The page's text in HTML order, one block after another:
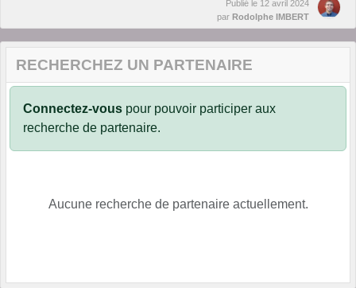
Publié le 12 avril 2024
par Rodolphe IMBERT
RECHERCHEZ UN PARTENAIRE
Connectez-vous pour pouvoir participer aux
recherche de partenaire.
Aucune recherche de partenaire actuellement.